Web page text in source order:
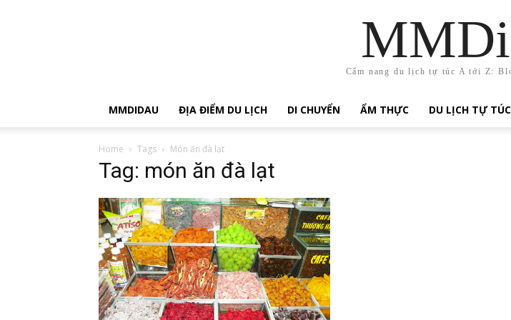
Cẩm nang du lịch tự túc A tới Z:
MMDIDAU ĐỊA ĐIỂM DU LỊCH DI CHUYỂN ẨM THỰC DU LỊCH TỰ TÚC
Home Tags Món ăn đà lạt
Tag: món ăn đà lạt